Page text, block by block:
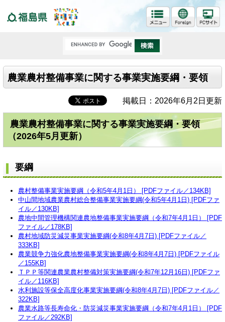
農業農村整備事業に関する事業実施要綱・要領
掲載日：2026年6月2日更新
農業農村整備事業に関する事業実施要綱・要領
（2026年5月更新）
要綱
農村整備事業実施要綱（令和5年4月1日） [PDFファイル／134KB]
中山間地域農業農村総合整備事業実施要綱(令和5年4月1日) [PDFファ
イル／130KB]
農地中間管理機構関連農地整備事業実施要綱（令和7年4月1日） [PDF
ファイル／178KB]
農村地域防災減災事業実施要綱(令和8年4月7日) [PDFファイル／
333KB]
農業競争力強化農地整備事業実施要綱(令和8年4月7日) [PDFファイル
／155KB]
ＴＰＰ等関連農業農村整備対策実施要綱(令和7年12月16日) [PDFファ
イル／116KB]
水利施設等保全高度化事業実施要綱(令和8年4月7日) [PDFファイル／
322KB]
農業水路等長寿命化・防災減災事業実施要綱（令和7年4月1日） [PDF
ファイル／292KB]